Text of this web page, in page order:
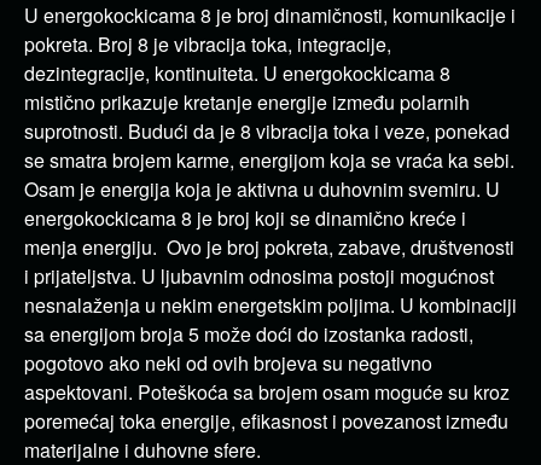
U energokockicama 8 je broj dinamičnosti, komunikacije i
pokreta. Broj 8 je vibracija toka, integracije,
dezintegracije, kontinuiteta. U energokockicama 8
mistično prikazuje kretanje energije između polarnih
suprotnosti. Budući da je 8 vibracija toka i veze, ponekad
se smatra brojem karme, energijom koja se vraća ka sebi.
Osam je energija koja je aktivna u duhovnim svemiru. U
energokockicama 8 je broj koji se dinamično kreće i
menja energiju. Ovo je broj pokreta, zabave, društvenosti
i prijateljstva. U ljubavnim odnosima postoji mogućnost
nesnalaženja u nekim energetskim poljima. U kombinaciji
sa energijom broja 5 može doći do izostanka radosti,
pogotovo ako neki od ovih brojeva su negativno
aspektovani. Poteškoća sa brojem osam moguće su kroz
poremećaj toka energije, efikasnost i povezanost između
materijalne i duhovne sfere.